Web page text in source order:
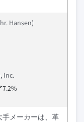
Hansen)
Inc.
メーカーは、革